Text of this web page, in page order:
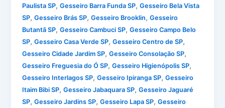
Paulista SP,Gesseiro Barra Funda SP,Gesseiro Bela Vista
SP,Gesseiro Brás SP,Gesseiro Brooklin,Gesseiro
Butantã SP,Gesseiro Cambuci SP,Gesseiro Campo Belo
SP,Gesseiro Casa Verde SP,Gesseiro Centro de SP,
Gesseiro Cidade Jardim SP,Gesseiro Consolação SP,
Gesseiro Freguesia do Ó SP,Gesseiro Higienópolis SP,
Gesseiro Interlagos SP,Gesseiro Ipiranga SP,Gesseiro
Itaim Bibi SP,Gesseiro Jabaquara SP,Gesseiro Jaguaré
SP,Gesseiro Jardins SP,Gesseiro Lapa SP,Gesseiro